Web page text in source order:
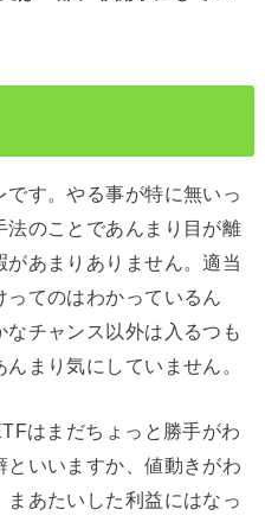
です。やる事が特に無いっ
法のことであんまり目が離
あまりありません。適当
てのはわかっているん
チャンス以外は入るつも
まり気にしていません。
はまだちょっと勝手がわ
いいますか、値動きがわ
あたいした利益にはなっ